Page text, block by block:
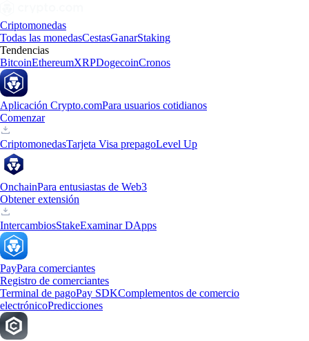
Criptomonedas
Todas las monedasCestasGanarStaking
Tendencias
BitcoinEthereumXRPDogecoinCronos
Aplicación Crypto.comPara usuarios cotidianos
Comenzar
CriptomonedasTarjeta Visa prepagoLevel Up
OnchainPara entusiastas de Web3
Obtener extensión
IntercambiosStakeExaminar DApps
PayPara comerciantes
Registro de comerciantes
Terminal de pagoPay SDKComplementos de comercio
electrónicoPredicciones